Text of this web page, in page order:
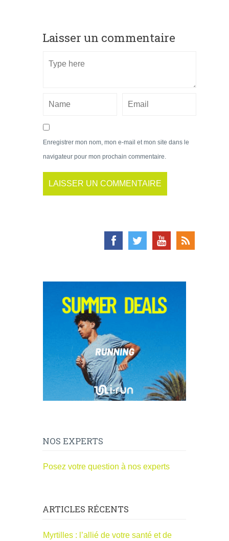
Laisser un commentaire
Enregistrer mon nom, mon e-mail et mon site dans le
navigateur pour mon prochain commentaire.
NOS EXPERTS
Posez votre question à nos experts
ARTICLES RÉCENTS
Myrtilles : l’allié de votre santé et de